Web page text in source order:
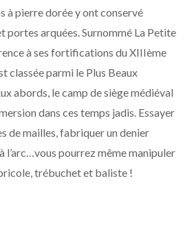
à pierre dorée y ont conservé
portes arquées. Surnommé La Petite
à ses fortifications du XIIIème
classée parmi le Plus Beaux
abords, le camp de siège médiéval
dans ces temps jadis. Essayer
de mailles, fabriquer un denier
l’arc…vous pourrez même manipuler
trébuchet et baliste !